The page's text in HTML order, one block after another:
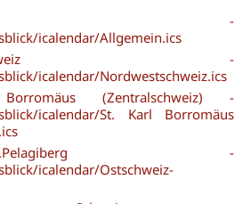
-
icalendar/Allgemein.ics
-
icalendar/Nordwestschweiz.ics
(Zentralschweiz) -
icalendar/St. Karl Borromäus
St.Pelagiberg -
icalendar/Ostschweiz-